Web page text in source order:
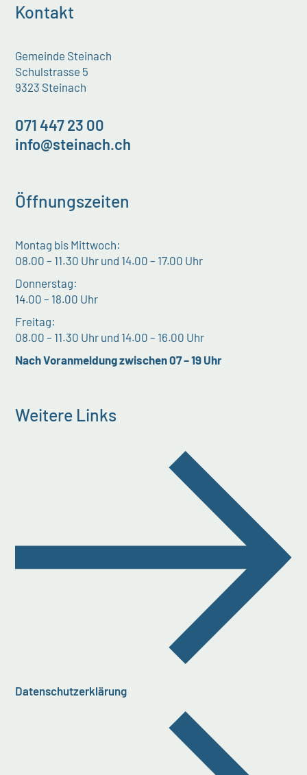
Kontakt
Gemeinde Steinach
Schulstrasse 5
9323 Steinach
071 447 23 00
info@steinach.ch
Öffnungszeiten
Montag bis Mittwoch:
08.00 – 11.30 Uhr und 14.00 – 17.00 Uhr
Donnerstag:
14.00 – 18.00 Uhr
Freitag:
08.00 – 11.30 Uhr und 14.00 – 16.00 Uhr
Nach Voranmeldung zwischen 07 – 19 Uhr
Weitere Links
Datenschutzerklärung